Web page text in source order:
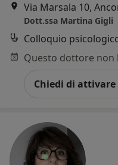
Via Marsala 10,
Dott.ssa Martina Gigli
Colloquio
Chiedi di